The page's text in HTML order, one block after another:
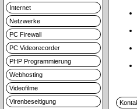
Internet
Netzwerke
PC Firewall
PC Videorecorder
PHP Programmierung
Webhosting
Videofilme
Virenbeseitigung